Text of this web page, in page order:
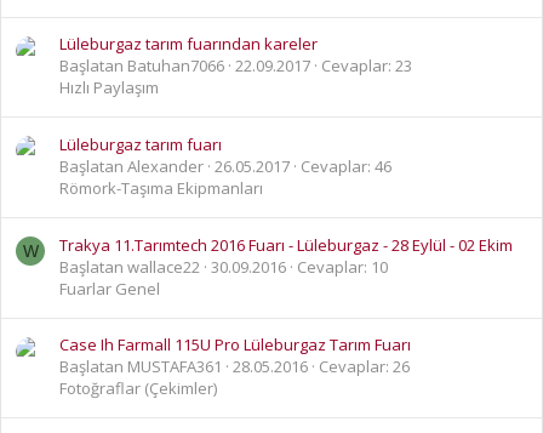
Lüleburgaz tarım fuarından kareler
Başlatan Batuhan7066 22.09.2017 Cevaplar: 23
Hızlı Paylaşım
Lüleburgaz tarım fuarı
Başlatan Alexander 26.05.2017 Cevaplar: 46
Römork-Taşıma Ekipmanları
W
Trakya 11.Tarımtech 2016 Fuarı - Lüleburgaz - 28 Eylül - 02 Ekim
Başlatan wallace22 30.09.2016 Cevaplar: 10
Fuarlar Genel
Case Ih Farmall 115U Pro Lüleburgaz Tarım Fuarı
Başlatan MUSTAFA361
28.05.2016 Cevaplar: 26
Fotoğraflar (Çekimler)